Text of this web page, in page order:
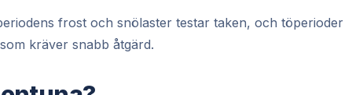
frost och snölaster testar taken, och töperioder
kräver snabb åtgärd.